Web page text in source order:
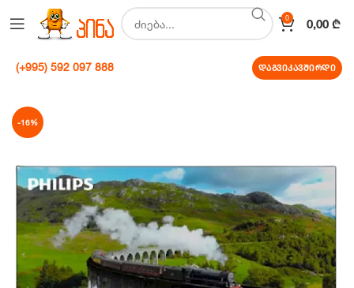
0 0,00 ₾
(+995) 592 097 888 დაგვიკავშირდი
-16%